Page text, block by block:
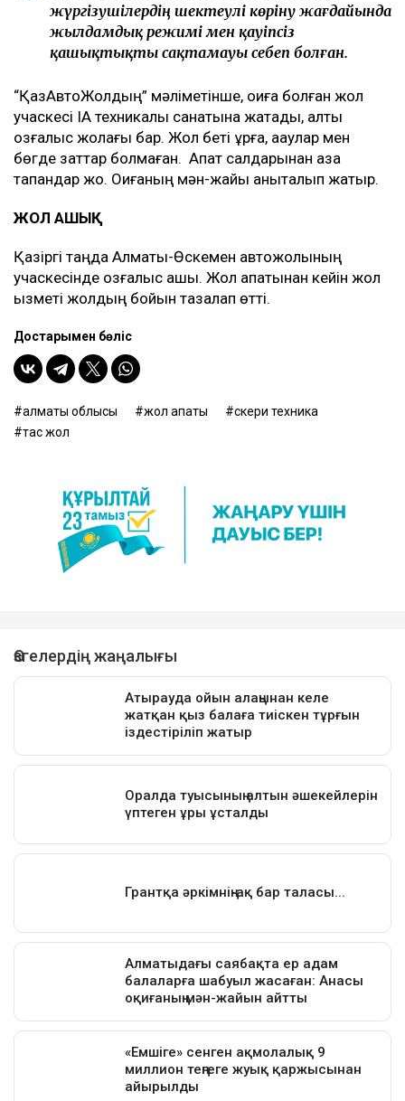
жүргізушілердің шектеулі көріну жағдайында
жылдамдық режимі мен қауіпсіз
қашықтықты сақтамауы себеп болған.
“ҚазАвтоЖолдың” мәліметінше, оқиға болған жол
учаскесі IА техникалық санатына жатады, алты
қозғалыс жолағы бар. Жол беті құрғақ, ақаулар мен
бөгде заттар болмаған. Апат салдарынан қаза
тапқандар жоқ. Оқиғаның мән-жайы анықталып жатыр.
ЖОЛ АШЫҚ
Қазіргі таңда Алматы-Өскемен автожолының
учаскесінде қозғалыс ашық. Жол апатынан кейін жол
қызметі жолдың бойын тазалап өтті.
Достарыңмен бөліс
алматы облысы жол апаты
әскери техника
тас жол